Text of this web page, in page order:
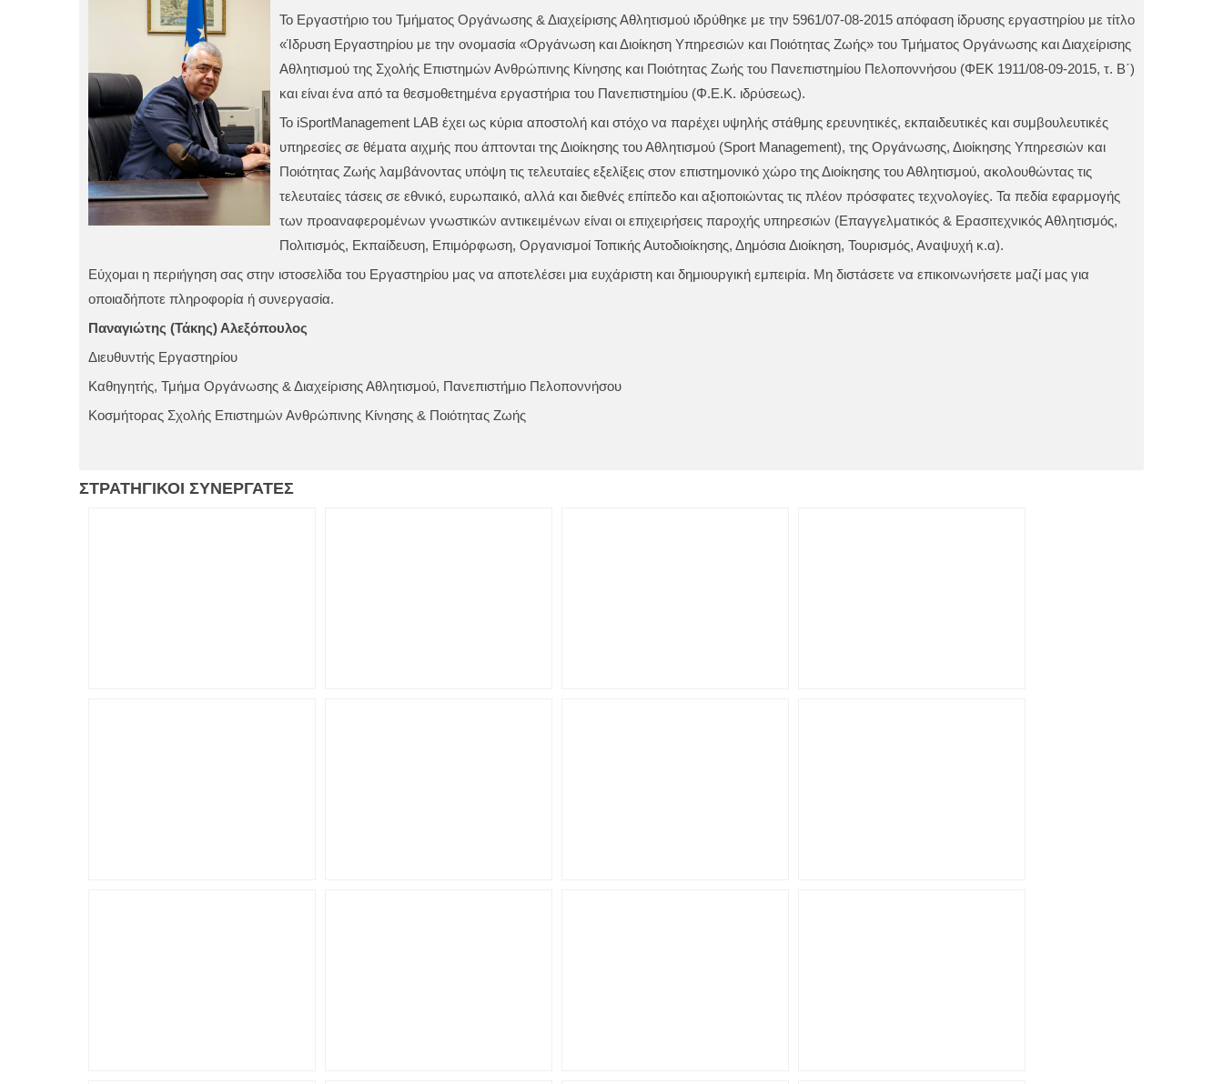
Το Εργαστήριο του Τμήματος Οργάνωσης & Διαχείρισης Αθλητισμού ιδρύθηκε με την 5961/07-08-2015 απόφαση ίδρυσης εργαστηρίου με τίτλο
«Ίδρυση Εργαστηρίου με την ονομασία «Οργάνωση και Διοίκηση Υπηρεσιών και Ποιότητας Ζωής» του Τμήματος Οργάνωσης και Διαχείρισης
Αθλητισμού της Σχολής Επιστημών Ανθρώπινης Κίνησης και Ποιότητας Ζωής του Πανεπιστημίου Πελοποννήσου (ΦΕΚ 1911/08-09-2015, τ. Β΄)
και είναι ένα από τα θεσμοθετημένα εργαστήρια του Πανεπιστημίου (Φ.Ε.Κ. ιδρύσεως).
Το iSportManagement LAB έχει ως κύρια αποστολή και στόχο να παρέχει υψηλής στάθμης ερευνητικές, εκπαιδευτικές και συμβουλευτικές
υπηρεσίες σε θέματα αιχμής που άπτονται της Διοίκησης του Αθλητισμού (Sport Management), της Οργάνωσης, Διοίκησης Υπηρεσιών και
Ποιότητας Ζωής λαμβάνοντας υπόψη τις τελευταίες εξελίξεις στον επιστημονικό χώρο της Διοίκησης του Αθλητισμού, ακολουθώντας τις
τελευταίες τάσεις σε εθνικό, ευρωπαικό, αλλά και διεθνές επίπεδο και αξιοποιώντας τις πλέον πρόσφατες τεχνολογίες. Τα πεδία εφαρμογής
των προαναφερομένων γνωστικών αντικειμένων είναι οι επιχειρήσεις παροχής υπηρεσιών (Επαγγελματικός & Ερασιτεχνικός Αθλητισμός,
Πολιτισμός, Εκπαίδευση, Επιμόρφωση, Οργανισμοί Τοπικής Αυτοδιοίκησης, Δημόσια Διοίκηση, Τουρισμός, Αναψυχή κ.α).
Εύχομαι η περιήγηση σας στην ιστοσελίδα του Εργαστηρίου μας να αποτελέσει μια ευχάριστη και δημιουργική εμπειρία. Μη διστάσετε να επικοινωνήσετε μαζί μας για
οποιαδήποτε πληροφορία ή συνεργασία.
Παναγιώτης (Τάκης) Αλεξόπουλος
Διευθυντής Εργαστηρίου
Καθηγητής, Τμήμα Οργάνωσης & Διαχείρισης Αθλητισμού, Πανεπιστήμιο Πελοποννήσου
Κοσμήτορας Σχολής Επιστημών Ανθρώπινης Κίνησης & Ποιότητας Ζωής
ΣΤΡΑΤΗΓΙΚΟΙ ΣΥΝΕΡΓΑΤΕΣ